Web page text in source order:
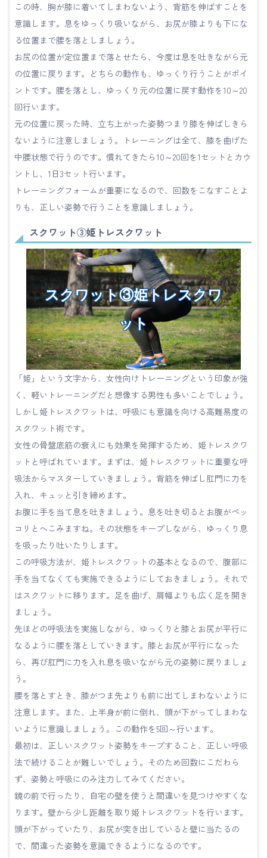
この時、胸が膝に着いてしまわないよう、背筋を伸ばすことを
意識します。息をゆっくり吸いながら、お尻が膝よりも下にな
る位置まで腰を落としましょう。
お尻の位置が定位置まで落とせたら、今度は息を吐きながら元
の位置に戻ります。どちらの動作も、ゆっくり行うことがポイ
ントです。腰を落とし、ゆっくり元の位置に戻す動作を10～20
回行います。
元の位置に戻った時、立ち上がった姿勢つまり膝を伸ばしきら
ないように注意しましょう。トレーニングは全て、膝を曲げた
中腰状態で行うのです。慣れてきたら10～20回を1セットとカウ
ントし、1日3セット行います。
トレーニングフォームが重要になるので、回数をこなすことよ
りも、正しい姿勢で行うことを意識しましょう。
スクワット③姫トレスクワット
スクワット③姫トレスクワ
ット
「姫」という文字から、女性向けトレーニングという印象が強
く、軽いトレーニングだと想像する男性も多いことでしょう。
しかし姫トレスクワットは、呼吸にも意識を向ける高難易度の
スクワット術です。
女性の骨盤底筋の衰えにも効果を発揮するため、姫トレスクワ
ットと呼ばれています。まずは、姫トレスクワットに重要な呼
吸法からマスターしていきましょう。背筋を伸ばし肛門に力を
入れ、キュッと引き締めます。
お腹に手を当て息を吐きましょう。息を吐き切るとお腹がペッ
コリとへこみますね。その状態をキープしながら、ゆっくり息
を吸ったり吐いたりします。
この呼吸方法が、姫トレスクワットの基本となるので、腹部に
手を当てなくても実施できるようにしておきましょう。それで
はスクワットに移ります。足を曲げ、肩幅よりも広く足を開き
ましょう。
先ほどの呼吸法を実施しながら、ゆっくりと膝とお尻が平行に
なるように腰を落としていきます。膝とお尻が平行になった
ら、再び肛門に力を入れ息を吸いながら元の姿勢に戻りましょ
う。
腰を落とすとき、膝がつま先よりも前に出てしまわないように
注意します。また、上半身が前に倒れ、頭が下がってしまわな
いように意識しましょう。この動作を5回～行います。
最初は、正しいスクワット姿勢をキープすること、正しい呼吸
法で続けることが難しいでしょう。そのため回数にこだわら
ず、姿勢と呼吸にのみ注力してみてください。
鏡の前で行ったり、自宅の壁を使うと間違いを見つけやすくな
ります。壁から少し距離を取り姫トレスクワットを行います。
頭が下がっていたり、お尻が突き出していると壁に当たるの
で、間違った姿勢を意識できるようになるのです。